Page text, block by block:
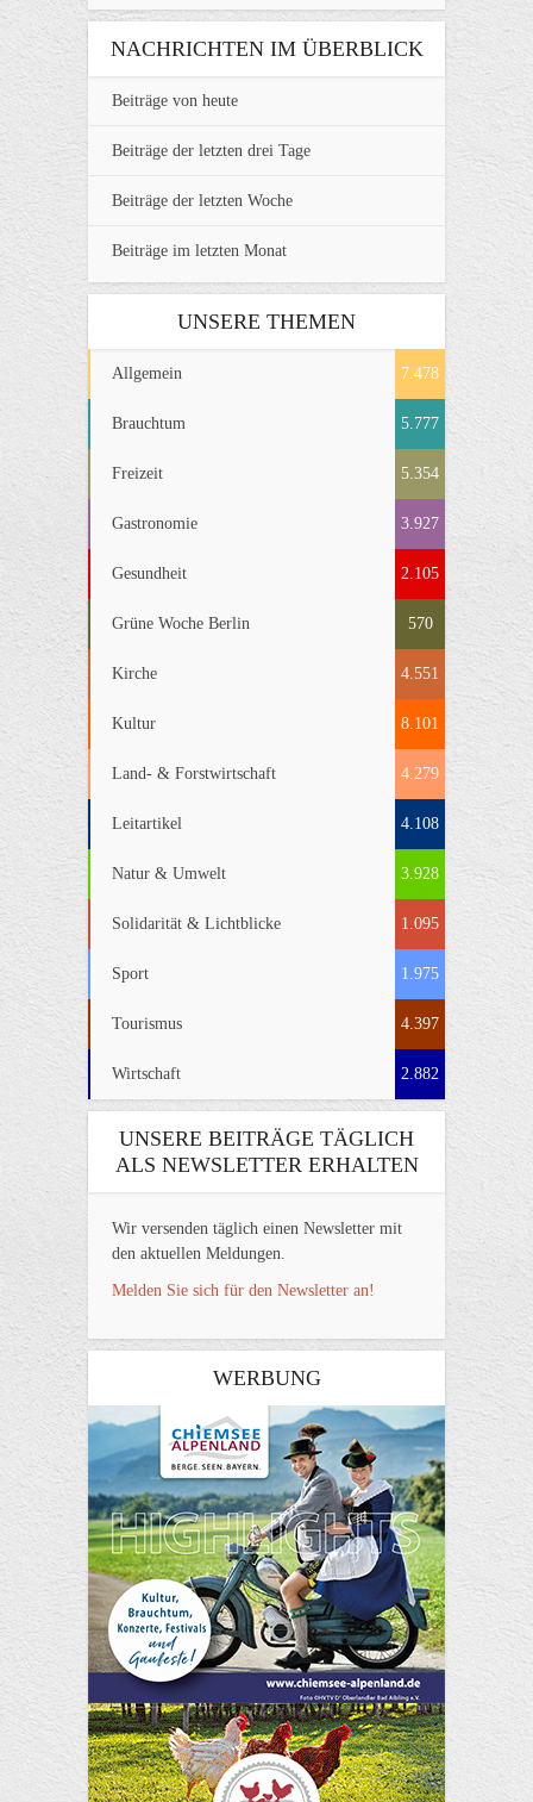
NACHRICHTEN IM ÜBERBLICK
Beiträge von heute
Beiträge der letzten drei Tage
Beiträge der letzten Woche
Beiträge im letzten Monat
UNSERE THEMEN
Allgemein 7.478
Brauchtum 5.777
Freizeit 5.354
Gastronomie 3.927
Gesundheit 2.105
Grüne Woche Berlin 570
Kirche 4.551
Kultur 8.101
Land- & Forstwirtschaft 4.279
Leitartikel 4.108
Natur & Umwelt 3.928
Solidarität & Lichtblicke 1.095
Sport 1.975
Tourismus 4.397
Wirtschaft 2.882
UNSERE BEITRÄGE TÄGLICH
ALS NEWSLETTER ERHALTEN
Wir versenden täglich einen Newsletter mit
den aktuellen Meldungen.
Melden Sie sich für den Newsletter an!
WERBUNG